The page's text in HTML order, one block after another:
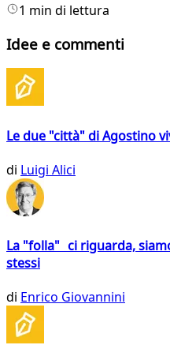
1 min di lettura
Idee e commenti
Le due "città" di Agostino
di Luigi Alici
La "folla" ci riguarda,
stessi
di Enrico Giovannini